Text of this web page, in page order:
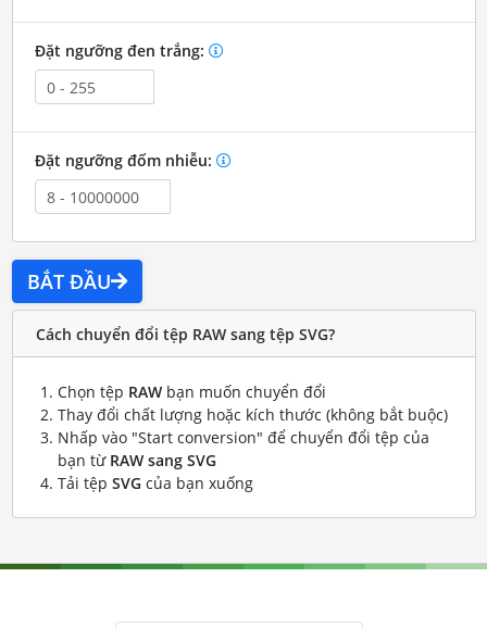
Đặt ngưỡng đen trắng:
Đặt ngưỡng đốm nhiễu:
BẮT ĐẦU
Cách chuyển đổi tệp RAW sang tệp SVG?
Chọn tệp RAWbạn muốn chuyển đổi
Thay đổi chất lượng hoặc kích thước (không bắt buộc)
Nhấp vào "Start conversion" để chuyển đổi tệp của
bạn từ RAW sang SVG
Tải tệp SVG của bạn xuống